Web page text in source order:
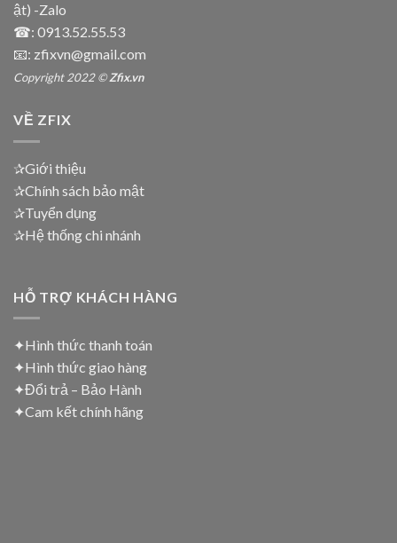
ật) -Zalo
☎: 0913.52.55.53
📧: zfixvn@gmail.com
Copyright 2022 ©Zfix.vn
VỀ ZFIX
✰Giới thiệu
✰Chính sách bảo mật
✰Tuyển dụng
✰Hệ thống chi nhánh
HỖ TRỢ KHÁCH HÀNG
✦Hình thức thanh toán
✦Hình thức giao hàng
✦Đổi trả – Bảo Hành
✦Cam kết chính hãng